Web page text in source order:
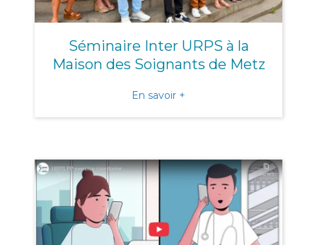
Séminaire Inter URPS à la
Maison des Soignants de Metz
En savoir +